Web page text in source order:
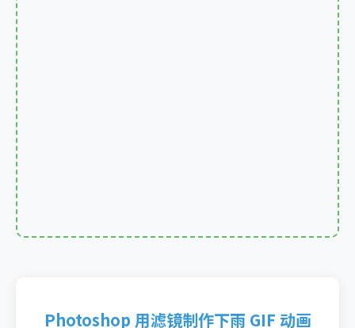
Photoshop 用滤镜制作下雨 GIF 动画